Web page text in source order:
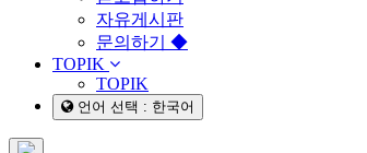
자유게시판
문의하기 ◆
TOPIK
TOPIK
언어 선택 : 한국어